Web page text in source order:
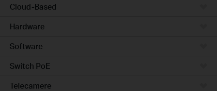
Cloud-Based
Hardware
Software
Switch PoE
Telecamere